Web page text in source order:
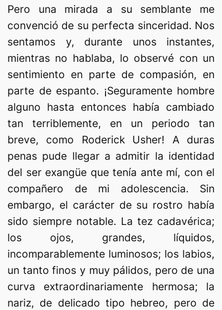
Pero una mirada a su semblante me
convenció de su perfecta sinceridad. Nos
sentamos y, durante unos instantes,
mientras no hablaba, lo observé con un
sentimiento en parte de compasión, en
parte de espanto. ¡Seguramente hombre
alguno hasta entonces había cambiado
tan terriblemente, en un periodo tan
breve, como Roderick Usher! A duras
penas pude llegar a admitir la identidad
del ser exangüe que tenía ante mí, con el
compañero de mi adolescencia. Sin
embargo, el carácter de su rostro había
sido siempre notable. La tez cadavérica;
los ojos, grandes, líquidos,
incomparablemente luminosos; los labios,
un tanto finos y muy pálidos, pero de una
curva extraordinariamente hermosa; la
nariz, de delicado tipo hebreo, pero de